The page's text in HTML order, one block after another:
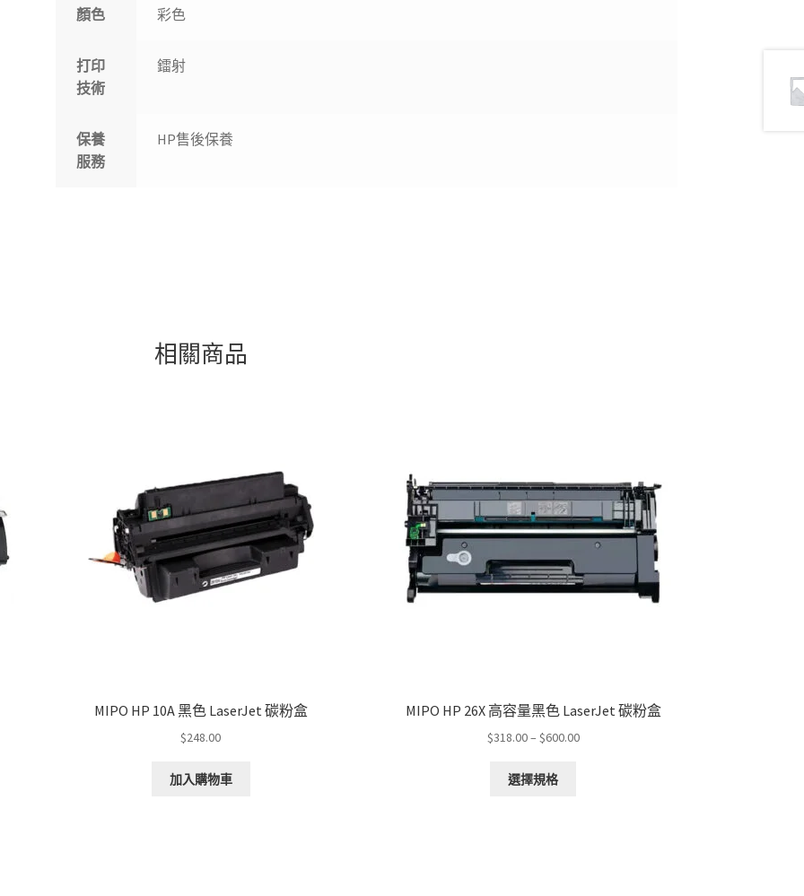
顏色 彩色
打印
技術
鐳射
保養
服務
HP售後保養
相關商品
MIPO HP 10A 黑色 LaserJet 碳粉盒
$248.00
加入購物車
MIPO HP 26X 高容量黑色 LaserJet 碳粉盒
$318.00– $600.00Price
選擇規格